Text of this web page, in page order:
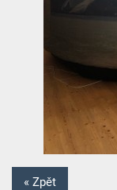
« Zpět